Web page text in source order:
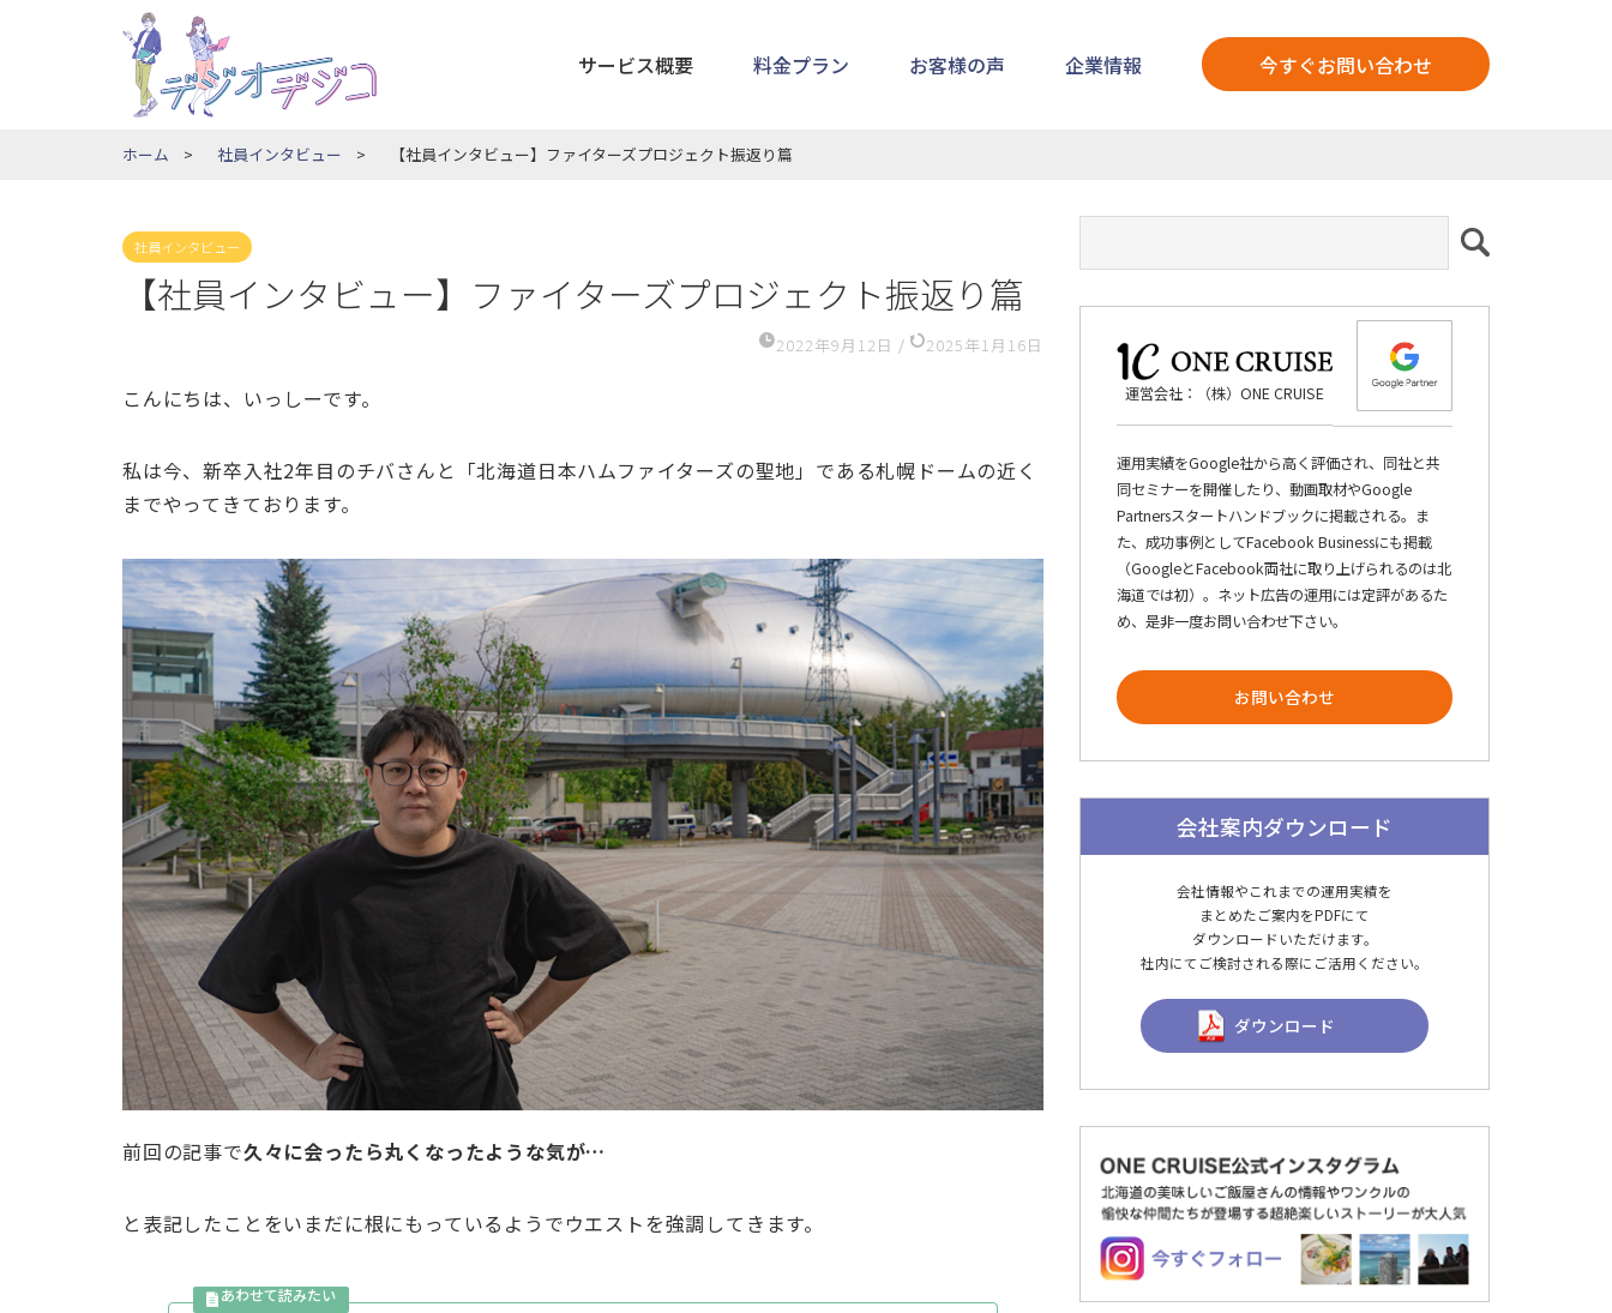
サービス概要 料金プラン お客様の声 企業情報 今すぐお問い合わせ
ホーム 社員インタビュー 【社員インタビュー】ファイターズプロジェクト振返り篇
社員インタビュー
【社員インタビュー】ファイターズプロジェクト振返り篇
2022年9月12日 / 2025年1月16日
こんにちは、いっしーです。
私は今、新卒入社2年目のチバさんと「北海道日本ハムファイターズの聖地」である札幌ドームの近く
までやってきております。
前回の記事で久々に会ったら丸くなったような気が…
と表記したことをいまだに根にもっているようでウエストを強調してきます。
運営会社：（株）ONE CRUISE
運用実績をGoogle社から高く評価され、同社と共
同セミナーを開催したり、動画取材やGoogle
Partnersスタートハンドブックに掲載される。ま
た、成功事例としてFacebook Businessにも掲載
（GoogleとFacebook両社に取り上げられるのは北
海道では初）。ネット広告の運用には定評があるた
め、是非一度お問い合わせ下さい。
お問い合わせ
会社案内ダウンロード
会社情報やこれまでの運用実績を
まとめたご案内をPDFにて
ダウンロードいただけます。
社内にてご検討される際にご活用ください。
ダウンロード